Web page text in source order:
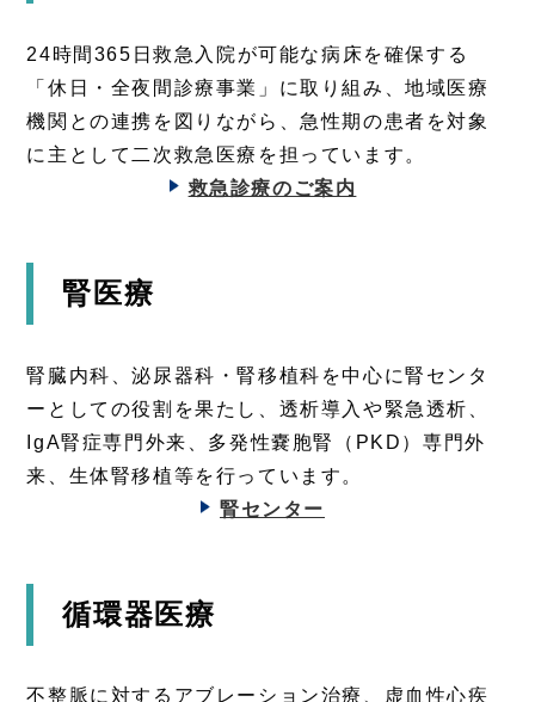
24時間365日救急入院が可能な病床を確保する
「休日・全夜間診療事業」に取り組み、地域医療
機関との連携を図りながら、急性期の患者を対象
に主として二次救急医療を担っています。
救急診療のご案内
腎医療
腎臓内科、泌尿器科・腎移植科を中心に腎センタ
ーとしての役割を果たし、透析導入や緊急透析、
IgA腎症専門外来、多発性嚢胞腎（PKD）専門外
来、生体腎移植等を行っています。
腎センター
循環器医療
不整脈に対するアブレーション治療、虚血性心疾